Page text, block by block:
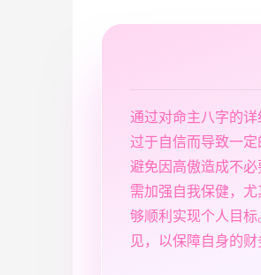
通过对命主八字的
过于自信而导致一
避免因高傲造成不
需加强自我保健，
够顺利实现个人目
见，以保障自身的财